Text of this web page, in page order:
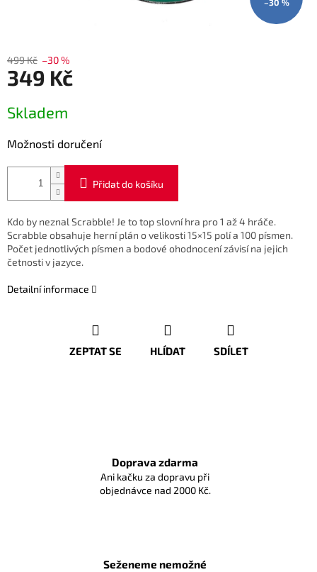
–30 %
499 Kč –30 %
349 Kč
cena:
Skladem
Možnosti doručení
Přidat do košíku
Kdo by neznal Scrabble! Je to top slovní hra pro 1 až 4 hráče.
Scrabble obsahuje herní plán o velikosti 15×15 polí a 100 písmen.
Počet jednotlivých písmen a bodové ohodnocení závisí na jejich
četnosti v jazyce.
Detailní informace
ZEPTAT SE HLÍDAT SDÍLET
Doprava zdarma
Ani kačku za dopravu při
objednávce nad 2000 Kč.
Seženeme nemožné